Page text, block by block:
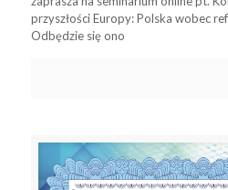
przyszłości Europy: Polska wobec
Odbędzie się ono